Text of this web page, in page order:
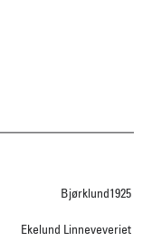
Bjørklund1925
Ekelund Linneveveriet